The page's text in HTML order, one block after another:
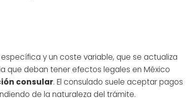
y un coste variable, que se actualiza
que deban tener efectos legales en México
consular. El consulado suele aceptar pagos
de la naturaleza del trámite.